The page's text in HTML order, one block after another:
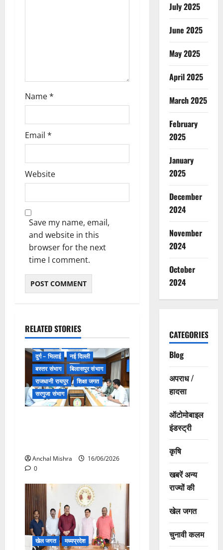
Name*
Email *
Website
Save my name, email,
and website in this
browser for the next
time I comment.
RELATED STORIES
दुर्ग – भिलाई
नई दिल्ली
बस्तर संभाग
बिलासपुर संभाग
राजधानी रायपुर
शिक्षा जगत
सरगुजा संभाग
Anchal Mishra
16/06/2026
0
खेल जगत मध्यप्रदेश
July 2025
June 2025
May 2025
April 2025
March 2025
February
2025
January
2025
December
2024
November
2024
October
2024
CATEGORIES
Blog
अपराध /
हादसा
ऑटोमोबाइल
इंडस्ट्री
कृषि
खबरें अन्य
राज्यों की
खेल जगत
चुनावी कलम